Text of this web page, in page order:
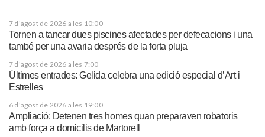
7 d'agost de 2026 a les 10:00
Tornen a tancar dues piscines afectades per defecacions i una
també per una avaria després de la forta pluja
7 d'agost de 2026 a les 7:00
Últimes entrades: Gelida celebra una edició especial d’Art i
Estrelles
6 d'agost de 2026 a les 19:00
Ampliació: Detenen tres homes quan preparaven robatoris
amb força a domicilis de Martorell